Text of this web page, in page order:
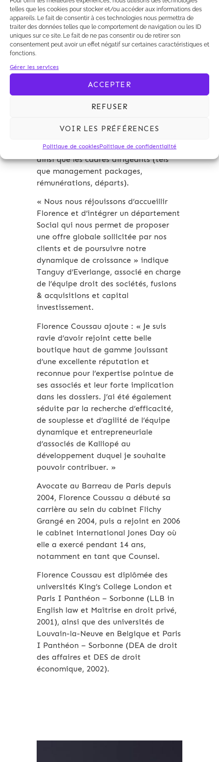
telles que les cookies pour stocker et/ou accéder aux informations des
appareils. Le fait de consentir à ces technologies nous permettra de
traiter des données telles que le comportement de navigation ou les ID
uniques sur ce site. Le fait de ne pas consentir ou de retirer son
consentement peut avoir un effet négatif sur certaines caractéristiques et
fonctions.
Gérer les services
ACCEPTER
REFUSER
VOIR LES PRÉFÉRENCES
Politique de cookiesPolitique de confidentialité
les biotechnologies, l’industrie,
l’immobilier, l’énergie et le tourisme.
Elle intervient en conseil et en
droit du travail et de la sécurité
collectives. Elle conseille notamment
des transactions de M&A et private
equity, transferts d’entreprises et
matière de négociations collectives,
ainsi que les cadres dirigeants (tels
que management packages,
rémunérations, départs).
« Nous nous réjouissons d’accueillir
Florence et d’intégrer un département
Social qui nous permet de proposer
une offre globale sollicitée par nos
clients et de poursuivre notre
dynamique de croissance » indique
Tanguy d’Everlange, associé en charge
de l’équipe droit des sociétés, fusions
& acquisitions et capital
investissement.
Florence Coussau ajoute : « Je suis
ravie d’avoir rejoint cette belle
boutique haut de gamme jouissant
d’une excellente réputation et
reconnue pour l’expertise pointue de
ses associés et leur forte implication
dans les dossiers. J’ai été également
séduite par la recherche d’efficacité,
de souplesse et d’agilité de l’équipe
dynamique et entrepreneuriale
d’associés de Kalliopé au
développement duquel je souhaite
pouvoir contribuer. »
Avocate au Barreau de Paris depuis
2004, Florence Coussau a débuté sa
carrière au sein du cabinet Flichy
Grangé en 2004, puis a rejoint en 2006
le cabinet international Jones Day où
elle a exercé pendant 14 ans,
notamment en tant que Counsel.
Florence Coussau est diplômée des
universités King’s College London et
Paris I Panthéon – Sorbonne (LLB in
English law et Maîtrise en droit privé,
2001), ainsi que des universités de
Louvain-la-Neuve en Belgique et Paris
I Panthéon – Sorbonne (DEA de droit
des affaires et DES de droit
économique, 2002).